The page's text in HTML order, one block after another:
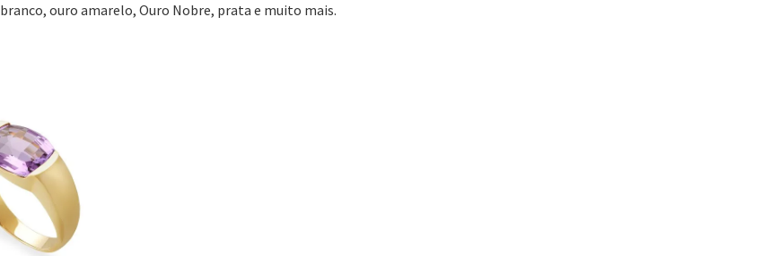
branco, ouro amarelo, Ouro Nobre, prata e muito mais.